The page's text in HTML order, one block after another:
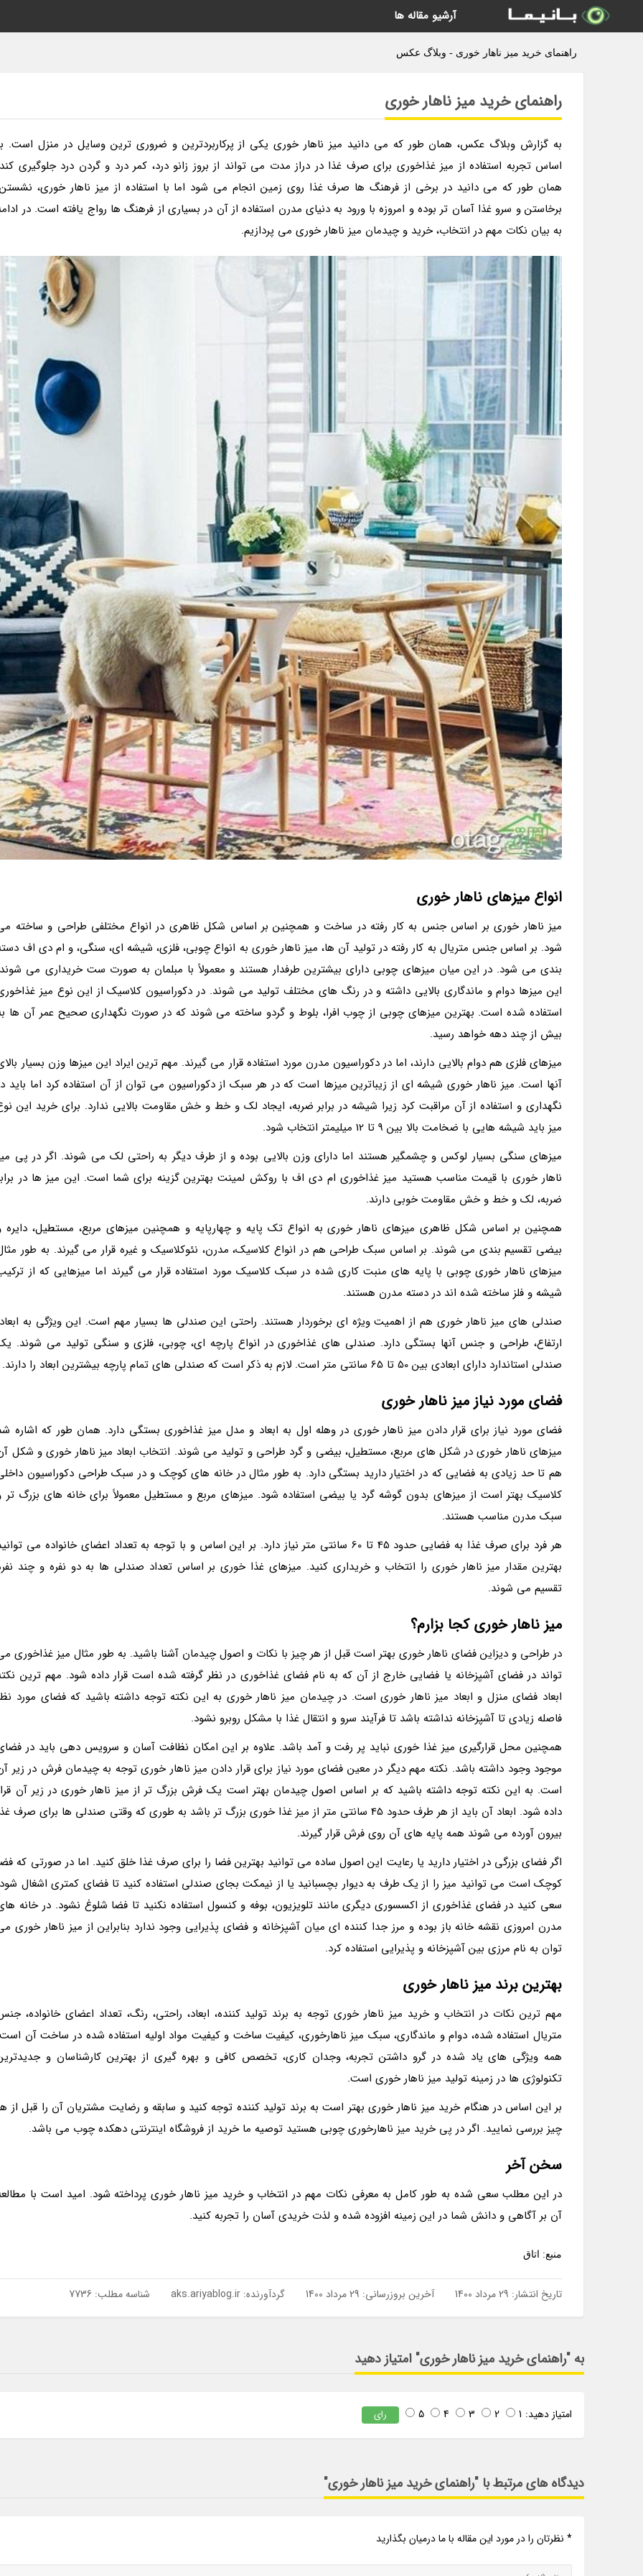
راهنمای خرید میز ناهار خوری - وبلاگ عکس
راهنمای خرید میز ناهار خوری
به گزارش وبلاگ عکس، همان طور که می دانید میز ناهار خوری یکی از پرکاربردترین و ضروری ترین وسایل در منزل است.
اساس تجربه استفاده از میز غذاخوری برای صرف غذا در دراز مدت می تواند از بروز زانو درد، کمر درد و گردن درد جلوگیری
همان طور که می دانید در برخی از فرهنگ ها صرف غذا روی زمین انجام می شود اما با استفاده از میز ناهار خوری،
برخاستن و سرو غذا آسان تر بوده و امروزه با ورود به دنیای مدرن استفاده از آن در بسیاری از فرهنگ ها رواج یافته است. در
به بیان نکات مهم در انتخاب، خرید و چیدمان میز ناهار خوری می پردازیم.
انواع میزهای ناهار خوری
میز ناهار خوری بر اساس جنس به کار رفته در ساخت و همچنین بر اساس شکل ظاهری در انواع مختلفی طراحی و ساخته
شود. بر اساس جنس متریال به کار رفته در تولید آن ها، میز ناهار خوری به انواع چوبی، فلزی، شیشه ای، سنگی، و ام دی اف
بندی می شود. در این میان میزهای چوبی دارای بیشترین طرفدار هستند و معمولاً با مبلمان به صورت ست خریداری می
این میزها دوام و ماندگاری بالایی داشته و در رنگ های مختلف تولید می شوند. در دکوراسیون کلاسیک از این نوع میز
استفاده شده است. بهترین میزهای چوبی از چوب افرا، بلوط و گردو ساخته می شوند که در صورت نگهداری صحیح عمر آن ها
بیش از چند دهه خواهد رسید.
میزهای فلزی هم دوام بالایی دارند، اما در دکوراسیون مدرن مورد استفاده قرار می گیرند. مهم ترین ایراد این میزها وزن بسیار
آنها است. میز ناهار خوری شیشه ای از زیباترین میزها است که در هر سبک از دکوراسیون می توان از آن استفاده کرد اما باید
نگهداری و استفاده از آن مراقبت کرد زیرا شیشه در برابر ضربه، ایجاد لک و خط و خش مقاومت بالایی ندارد. برای خرید این
میز باید شیشه هایی با ضخامت بالا بین 9 تا 12 میلیمتر انتخاب شود.
میزهای سنگی بسیار لوکس و چشمگیر هستند اما دارای وزن بالایی بوده و از طرف دیگر به راحتی لک می شوند. اگر در پی
ناهار خوری با قیمت مناسب هستید میز غذاخوری ام دی اف با روکش لمینت بهترین گزینه برای شما است. این میز ها در
ضربه، لک و خط و خش مقاومت خوبی دارند.
همچنین بر اساس شکل ظاهری میزهای ناهار خوری به انواع تک پایه و چهارپایه و همچنین میزهای مربع، مستطیل، دایره
بیضی تقسیم بندی می شوند. بر اساس سبک طراحی هم در انواع کلاسیک، مدرن، نئوکلاسیک و غیره قرار می گیرند. به طور
میزهای ناهار خوری چوبی با پایه های منبت کاری شده در سبک کلاسیک مورد استفاده قرار می گیرند اما میزهایی که از
شیشه و فلز ساخته شده اند در دسته مدرن هستند.
صندلی های میز ناهار خوری هم از اهمیت ویژه ای برخوردار هستند. راحتی این صندلی ها بسیار مهم است. این ویژگی به
ارتفاع، طراحی و جنس آنها بستگی دارد. صندلی های غذاخوری در انواع پارچه ای، چوبی، فلزی و سنگی تولید می شوند.
صندلی استاندارد دارای ابعادی بین 50 تا 65 سانتی متر است. لازم به ذکر است که صندلی های تمام پارچه بیشترین ابعاد را دارند.
فضای مورد نیاز میز ناهار خوری
فضای مورد نیاز برای قرار دادن میز ناهار خوری در وهله اول به ابعاد و مدل میز غذاخوری بستگی دارد. همان طور که اشاره
میزهای ناهار خوری در شکل های مربع، مستطیل، بیضی و گرد طراحی و تولید می شوند. انتخاب ابعاد میز ناهار خوری و شکل
هم تا حد زیادی به فضایی که در اختیار دارید بستگی دارد. به طور مثال در خانه های کوچک و در سبک طراحی دکوراسیون
کلاسیک بهتر است از میزهای بدون گوشه گرد یا بیضی استفاده شود. میزهای مربع و مستطیل معمولاً برای خانه های بزرگ تر
سبک مدرن مناسب هستند.
هر فرد برای صرف غذا به فضایی حدود 45 تا 60 سانتی متر نیاز دارد. بر این اساس و با توجه به تعداد اعضای خانواده می
بهترین مقدار میز ناهار خوری را انتخاب و خریداری کنید. میزهای غذا خوری بر اساس تعداد صندلی ها به دو نفره و چند
تقسیم می شوند.
میز ناهار خوری کجا بزارم؟
در طراحی و دیزاین فضای ناهار خوری بهتر است قبل از هر چیز با نکات و اصول چیدمان آشنا باشید. به طور مثال میز غذاخوری
تواند در فضای آشپزخانه یا فضایی خارج از آن که به نام فضای غذاخوری در نظر گرفته شده است قرار داده شود. مهم ترین
ابعاد فضای منزل و ابعاد میز ناهار خوری است. در چیدمان میز ناهار خوری به این نکته توجه داشته باشید که فضای مورد
فاصله زیادی تا آشپزخانه نداشته باشد تا فرآیند سرو و انتقال غذا با مشکل روبرو نشود.
همچنین محل قرارگیری میز غذا خوری نباید پر رفت و آمد باشد. علاوه بر این امکان نظافت آسان و سرویس دهی باید در
موجود وجود داشته باشد. نکته مهم دیگر در معین فضای مورد نیاز برای قرار دادن میز ناهار خوری توجه به چیدمان فرش در زیر
است. به این نکته توجه داشته باشید که بر اساس اصول چیدمان بهتر است یک فرش بزرگ تر از میز ناهار خوری در زیر آن
داده شود. ابعاد آن باید از هر طرف حدود 45 سانتی متر از میز غذا خوری بزرگ تر باشد به طوری که وقتی صندلی ها برای صرف
بیرون آورده می شوند همه پایه های آن روی فرش قرار گیرند.
اگر فضای بزرگی در اختیار دارید یا رعایت این اصول ساده می توانید بهترین فضا را برای صرف غذا خلق کنید. اما در صورتی که
کوچک است می توانید میز را از یک طرف به دیوار بچسبانید یا از نیمکت بجای صندلی استفاده کنید تا فضای کمتری اشغال
سعی کنید در فضای غذاخوری از اکسسوری دیگری مانند تلویزیون، بوفه و کنسول استفاده نکنید تا فضا شلوغ نشود. در خانه
مدرن امروزی نقشه خانه باز بوده و مرز جدا کننده ای میان آشپزخانه و فضای پذیرایی وجود ندارد بنابراین از میز ناهار خوری
توان به نام مرزی بین آشپزخانه و پذیرایی استفاده کرد.
بهترین برند میز ناهار خوری
مهم ترین نکات در انتخاب و خرید میز ناهار خوری توجه به برند تولید کننده، ابعاد، راحتی، رنگ، تعداد اعضای خانواده،
متریال استفاده شده، دوام و ماندگاری، سبک میز ناهارخوری، کیفیت ساخت و کیفیت مواد اولیه استفاده شده در ساخت آن
همه ویژگی های یاد شده در گرو داشتن تجربه، وجدان کاری، تخصص کافی و بهره گیری از بهترین کارشناسان و
تکنولوژی ها در زمینه تولید میز ناهار خوری است.
بر این اساس در هنگام خرید میز ناهار خوری بهتر است به برند تولید کننده توجه کنید و سابقه و رضایت مشتریان آن را قبل از
چیز بررسی نمایید. اگر در پی خرید میز ناهارخوری چوبی هستید توصیه ما خرید از فروشگاه اینترنتی دهکده چوب می باشد.
سخن آخر
در این مطلب سعی شده به طور کامل به معرفی نکات مهم در انتخاب و خرید میز ناهار خوری پرداخته شود. امید است با
آن بر آگاهی و دانش شما در این زمینه افزوده شده و لذت خریدی آسان را تجربه کنید.
منبع: اتاق
تاریخ انتشار: 29 مرداد 1400 آخرین بروزرسانی: 29 مرداد 1400 گردآورنده: aks.ariyablog.ir شناسه مطلب: 7736
به "راهنمای خرید میز ناهار خوری" امتیاز دهید
امتیاز دهید: 1
2
3
4
5 رای
دیدگاه های مرتبط با "راهنمای خرید میز ناهار خوری"
* نظرتان را در مورد این مقاله با ما درمیان بگذارید
آرشیو مقاله ها